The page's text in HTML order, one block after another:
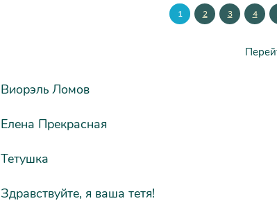
1 2 3 4
Виорэль Ломов
Елена Прекрасная
Тетушка
Здравствуйте, я ваша тетя!